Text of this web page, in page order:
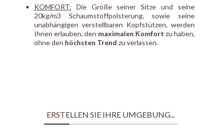
KOMFORT: Die Größe seiner Sitze und seine
20kg/m3 Schaumstoffpolsterung, sowie seine
unabhängigen verstellbaren Kopfstützen, werden
Ihnen erlauben, den maximalen Komfort zu haben,
ohne den höchsten Trend zu verlassen.
ERSTELLEN SIE IHRE UMGEBUNG...